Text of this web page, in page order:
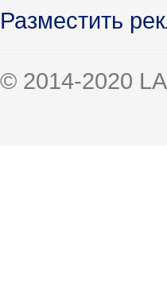
Разместить
© 2014-2020